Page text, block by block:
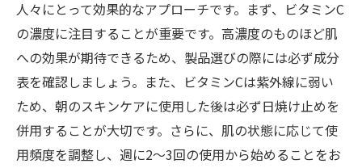
人々にとって効果的なアプローチです。まず、ビタミンC
の濃度に注目することが重要です。高濃度のものほど肌
への効果が期待できるため、製品選びの際には必ず成分
表を確認しましょう。また、ビタミンCは紫外線に弱い
ため、朝のスキンケアに使用した後は必ず日焼け止めを
併用することが大切です。さらに、肌の状態に応じて使
用頻度を調整し、週に2〜3回の使用から始めることをお